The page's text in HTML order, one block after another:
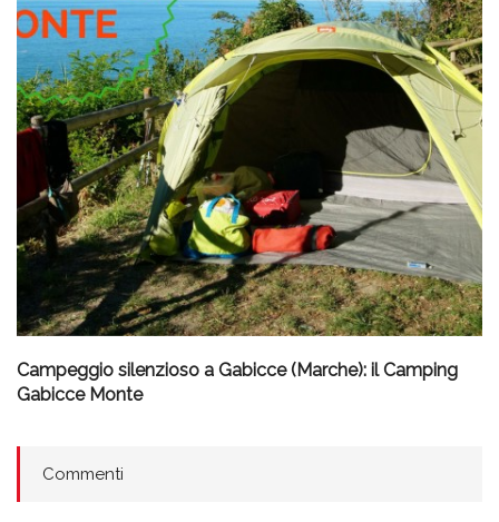
Campeggio silenzioso a Gabicce (Marche): il Camping
Gabicce Monte
Commenti